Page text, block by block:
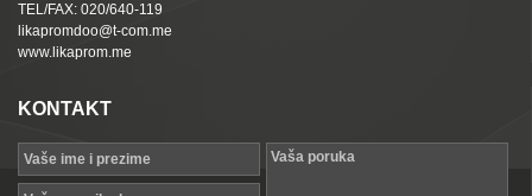
TEL/FAX: 020/640-119
likapromdoo@t-com.me
www.likaprom.me
KONTAKT